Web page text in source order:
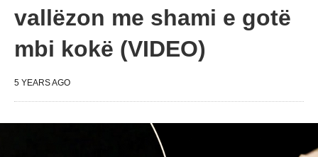
vallëzon me shami e gotë
mbi kokë (VIDEO)
5 YEARS AGO